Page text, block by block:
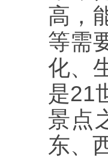
高，
等需
化、
是21
景点
东、